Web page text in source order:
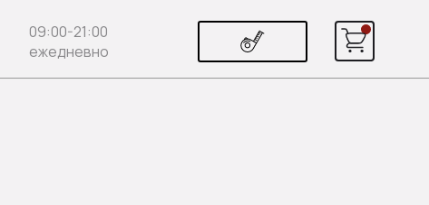
09:00-21:00
ежедневно